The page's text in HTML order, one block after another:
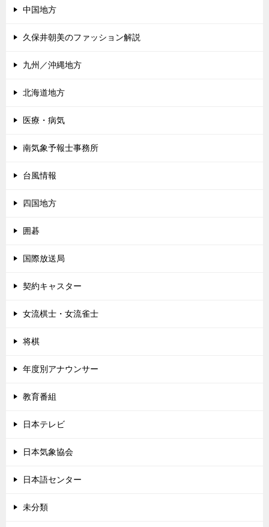
中国地方
久保井朝美のファッション解説
九州／沖縄地方
北海道地方
医療・病気
南気象予報士事務所
台風情報
四国地方
囲碁
国際放送局
契約キャスター
女流棋士・女流雀士
将棋
年度別アナウンサー
教育番組
日本テレビ
日本気象協会
日本語センター
未分類